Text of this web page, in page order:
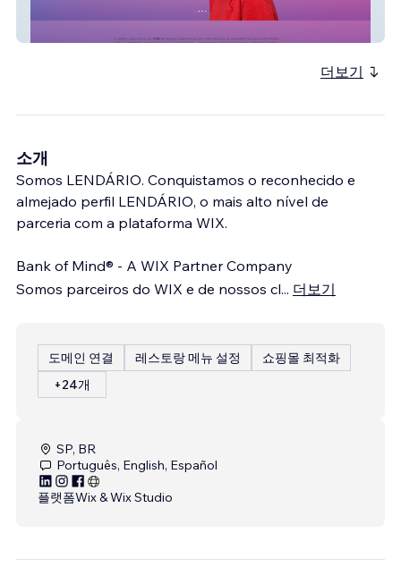
더보기
소개
Somos LENDÁRIO. Conquistamos o reconhecido e
almejado perfil LENDÁRIO, o mais alto nível de
parceria com a plataforma WIX.
Bank of Mind® - A WIX Partner Company
Somos parceiros do WIX e de nossos cl... 더보기
도메인 연결 레스토랑 메뉴 설정
쇼핑몰 최적화
+24개
SP, BR
Português, English, Español
플랫폼Wix & Wix Studio